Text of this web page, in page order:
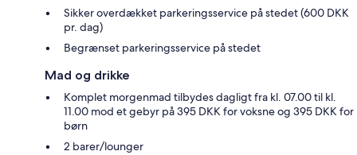
Sikker overdækket parkeringsservice på stedet (600 DKK
pr. dag)
Begrænset parkeringsservice på stedet
Mad og drikke
Komplet morgenmad tilbydes dagligt fra kl. 07.00 til kl.
11.00 mod et gebyr på 395 DKK for voksne og 395 DKK for
børn
2 barer/lounger